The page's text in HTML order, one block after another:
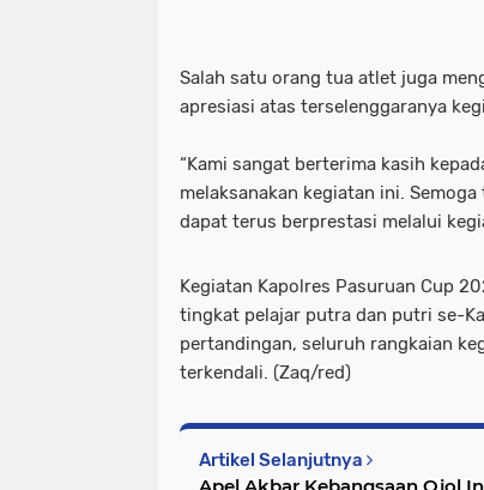
Salah satu orang tua atlet juga
apresiasi atas terselenggaranya
“Kami sangat berterima kasih
melaksanakan kegiatan ini.
dapat terus berprestasi melalui
Kegiatan Kapolres Pasuruan Cup
tingkat pelajar putra dan putri se-
pertandingan, seluruh rangkaian
terkendali. (Zaq/red)
Artikel Selanjutnya